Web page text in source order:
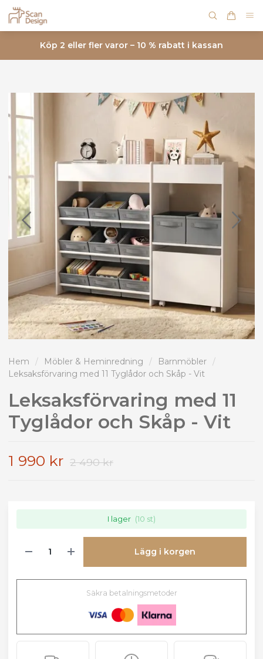
Köp 2 eller fler varor – 10 % rabatt i kassan
Hem / Möbler & Heminredning / Barnmöbler
/
Leksaksförvaring med 11 Tyglådor och Skåp - Vit
Leksaksförvaring med 11
Tyglådor och Skåp - Vit
1 990 kr 2 490 kr
I lager (10 st)
Lägg i korgen
Säkra betalningsmetoder